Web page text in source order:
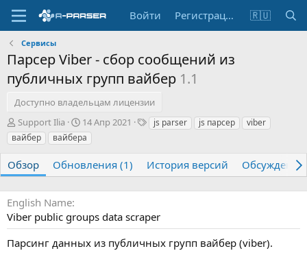
Войти Регистрация 🇷🇺
Сервисы
Парсер Viber - сбор сообщений из
публичных групп вайбер 1.1
Доступно владельцам лицензии
А
в
т
о
р
Support Ilia
Д
а
т
с
а
н
и
14 Апр 2021
Т js parser js парсер
viber
вайбер
вайбера
Обзор Обновления (1) История версий Обсуждение
English Name
Viber public groups data scraper
Парсинг данных из публичных групп вайбер (viber).